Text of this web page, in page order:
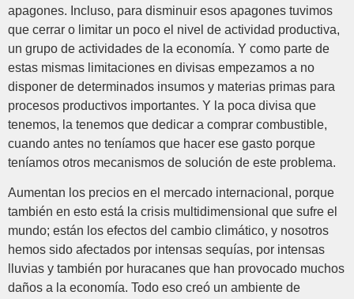
apagones. Incluso, para disminuir esos apagones tuvimos
que cerrar o limitar un poco el nivel de actividad productiva,
un grupo de actividades de la economía. Y como parte de
estas mismas limitaciones en divisas empezamos a no
disponer de determinados insumos y materias primas para
procesos productivos importantes. Y la poca divisa que
tenemos, la tenemos que dedicar a comprar combustible,
cuando antes no teníamos que hacer ese gasto porque
teníamos otros mecanismos de solución de este problema.
Aumentan los precios en el mercado internacional, porque
también en esto está la crisis multidimensional que sufre el
mundo; están los efectos del cambio climático, y nosotros
hemos sido afectados por intensas sequías, por intensas
lluvias y también por huracanes que han provocado muchos
daños a la economía. Todo eso creó un ambiente de